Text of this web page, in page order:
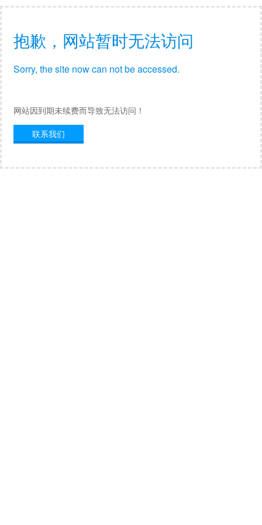
抱歉，网站暂时无法访问
Sorry, the site now can not be accessed.
网站因到期未续费而导致无法访问！
联系我们